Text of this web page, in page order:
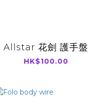
Allstar 花劍 護手盤
HK$100.00